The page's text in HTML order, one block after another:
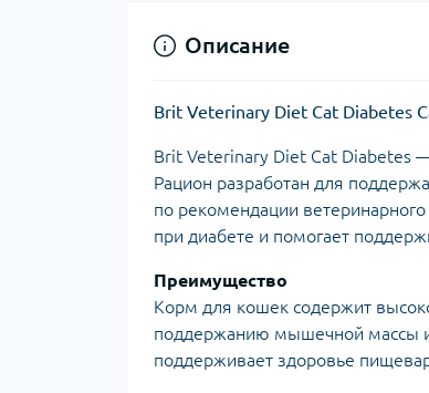
Описание
Brit Veterinary Diet Cat Diabetes
Brit Veterinary Diet Cat Diabetes
Рацион разработан для
по рекомендации
при диабете и помогает
Преимущество
Корм для кошек содержит
поддержанию мышечной массы и
поддерживает здоровье